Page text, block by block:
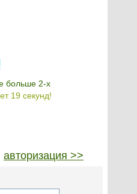
больше 2-х
19 секунд!
авторизация >>